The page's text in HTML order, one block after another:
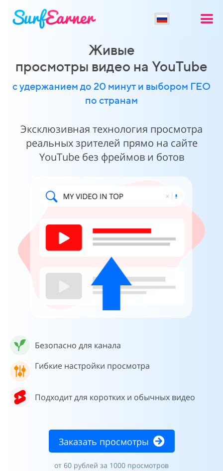
Живые
просмотры видео на YouTube
с удержанием до 20 минут и выбором ГЕО
по странам
Эксклюзивная технология просмотра
реальных зрителей прямо на сайте
YouTube без фреймов и ботов
Безопасно для канала
Гибкие настройки просмотра
Подходит для коротких и обычных видео
Заказать просмотры
от 60 рублей за 1000 просмотров